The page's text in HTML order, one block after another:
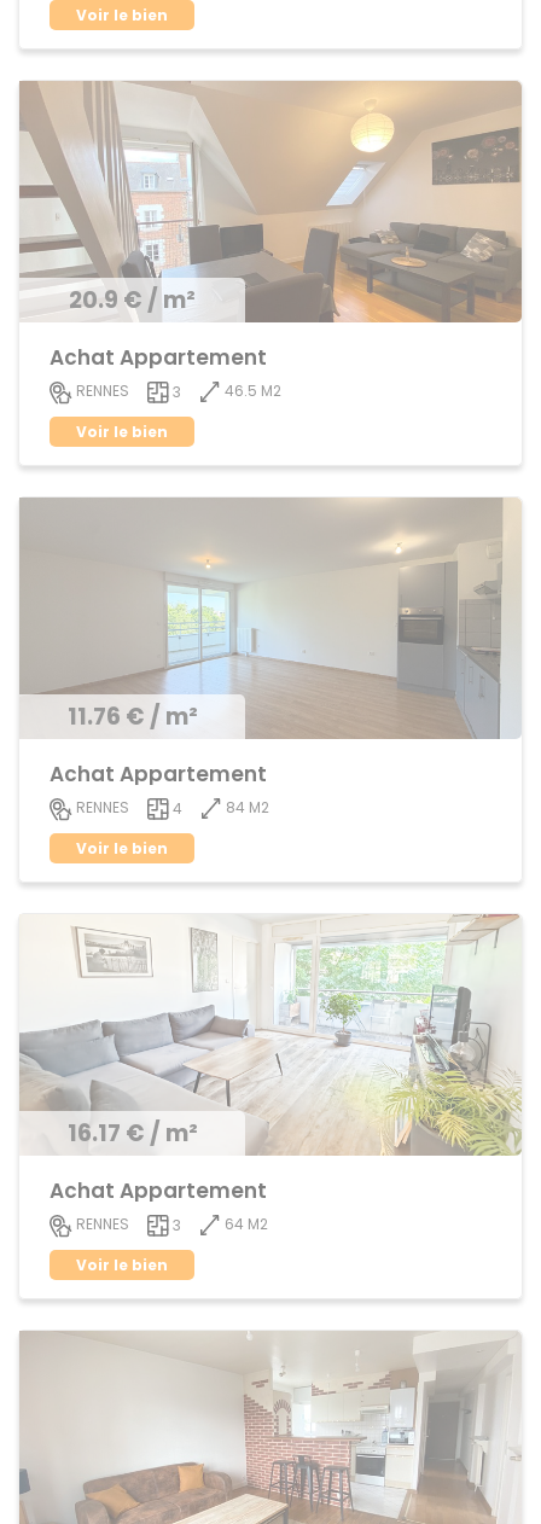
Voir le bien
20.9 € / m²
Achat Appartement
RENNES 3
46.5 M2
Voir le bien
11.76 € / m²
Achat Appartement
RENNES 4
84 M2
Voir le bien
16.17 € / m²
Achat Appartement
RENNES 3
64 M2
Voir le bien